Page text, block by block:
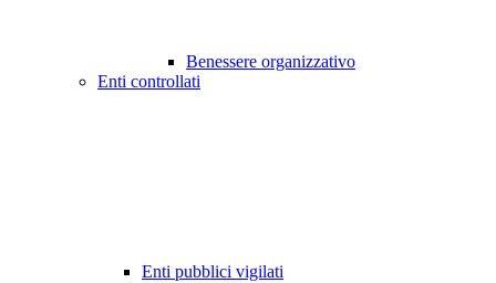
Benessere organizzativo
Enti controllati
Enti pubblici vigilati